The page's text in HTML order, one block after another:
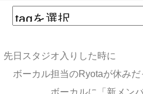
先日スタジオ入りした時に
ボーカル担当のRyotaが休みだ
ボーカルに「新メンバ